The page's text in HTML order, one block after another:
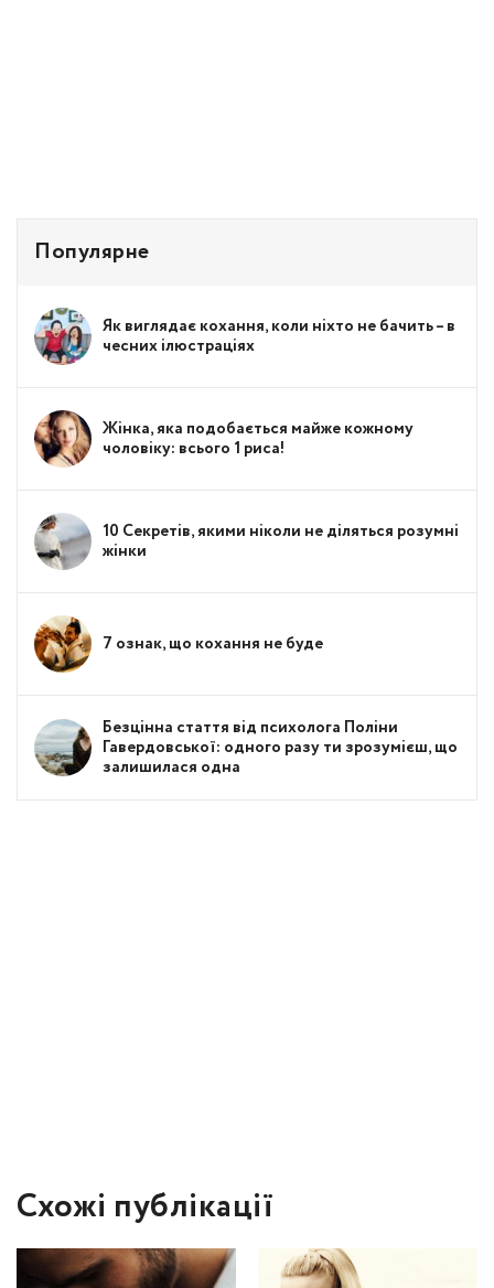
Популярне
Як виглядає кохання, коли ніхто не бачить – в
чесних ілюстраціях
Жінка, яка подобається майже кожному
чоловіку: всього 1 риса!
10 Секретів, якими ніколи не діляться розумні
жінки
7 ознак, що кохання не буде
Безцінна стаття від психолога Поліни
Гавердовської: одного разу ти зрозумієш, що
залишилася одна
Схожі публікації